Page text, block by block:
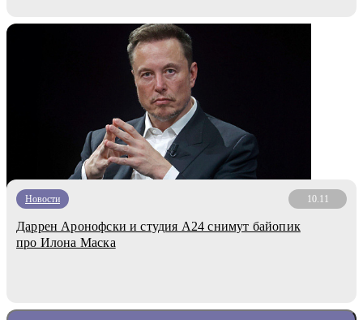
Новости 10.11
Даррен Аронофски и студия A24 снимут байопик
про Илона Маска